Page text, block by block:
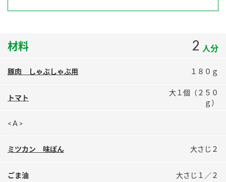
お酢を知ろう！
ぽん酢サワー
ミツカンのCM
各部門が大切にしていること
地図から取り扱い店舗を探す
検索
材料 2 人分
豚肉 しゃぶしゃぶ用 １８０ｇ
トマト
大１個（２５０
ｇ）
<Ａ>
ミツカン 味ぽん 大さじ２
ごま油 大さじ１／２